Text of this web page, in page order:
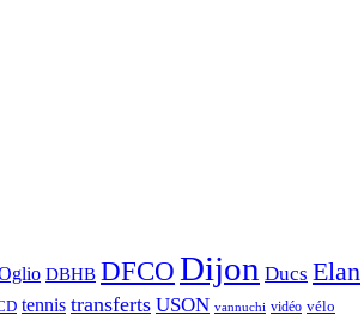
DBHB DFCODijon Ducs Elan
tennis transferts USON vannuchi vidéo vélo